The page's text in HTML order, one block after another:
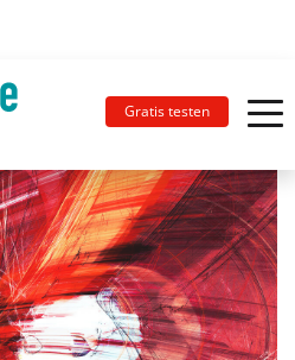
Gratis testen